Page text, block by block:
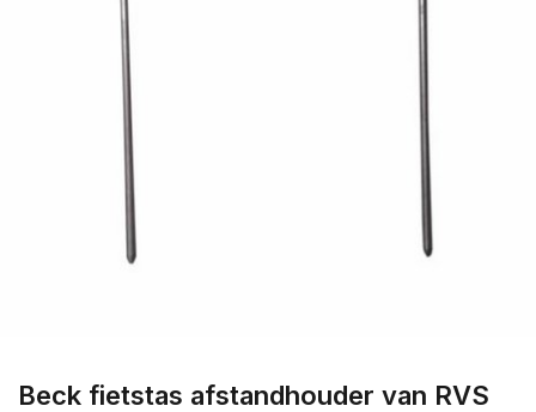
Beck fietstas afstandhouder van RVS